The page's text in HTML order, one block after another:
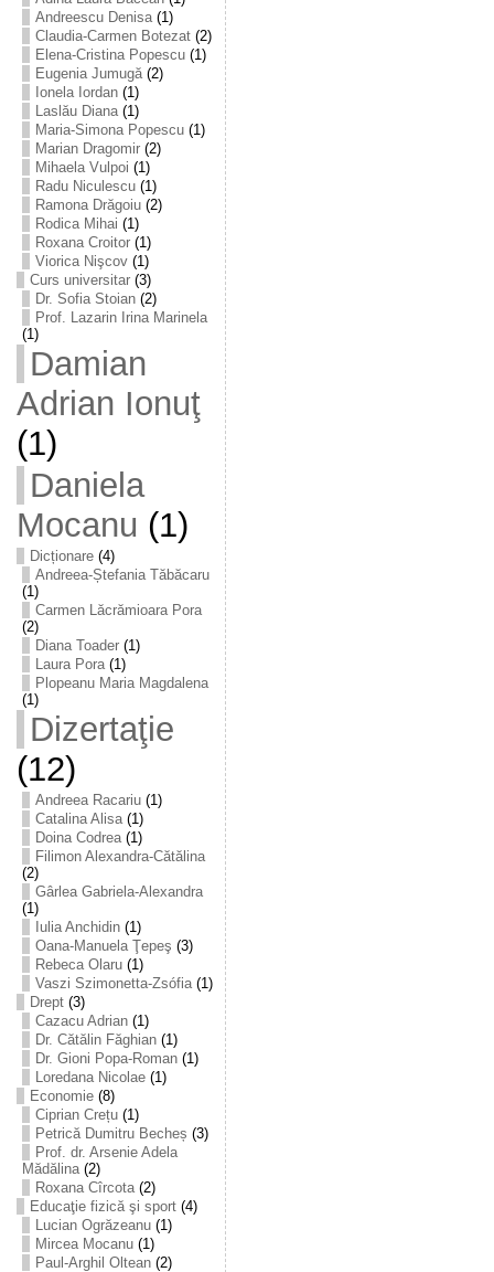
Andreescu Denisa(1)
Claudia-Carmen Botezat(2)
Elena-Cristina Popescu(1)
Eugenia Jumugă(2)
Ionela Iordan(1)
Laslău Diana(1)
Maria-Simona Popescu(1)
Marian Dragomir(2)
Mihaela Vulpoi (1)
Radu Niculescu(1)
Ramona Drăgoiu(2)
Rodica Mihai (1)
Roxana Croitor(1)
Viorica Nişcov(1)
Curs universitar(3)
Dr. Sofia Stoian(2)
Prof. Lazarin Irina Marinela
(1)
Damian
Adrian Ionuţ
(1)
Daniela
Mocanu (1)
Dicționare(4)
Andreea-Ștefania Tăbăcaru
(1)
Carmen Lăcrămioara Pora
(2)
Diana Toader(1)
Laura Pora(1)
Plopeanu Maria Magdalena
(1)
Dizertaţie
(12)
Andreea Racariu(1)
Catalina Alisa(1)
Doina Codrea(1)
Filimon Alexandra-Cătălina
(2)
Gârlea Gabriela-Alexandra
(1)
Iulia Anchidin(1)
Oana-Manuela Ţepeş (3)
Rebeca Olaru(1)
Vaszi Szimonetta-Zsófia(1)
Drept(3)
Cazacu Adrian(1)
Dr. Cătălin Făghian(1)
Dr. Gioni Popa-Roman(1)
Loredana Nicolae(1)
Economie(8)
Ciprian Crețu(1)
Petrică Dumitru Becheș (3)
Prof. dr. Arsenie Adela
Mădălina(2)
Roxana Cîrcota(2)
Educaţie fizică şi sport(4)
Lucian Ogrăzeanu(1)
Mircea Mocanu(1)
Paul-Arghil Oltean(2)